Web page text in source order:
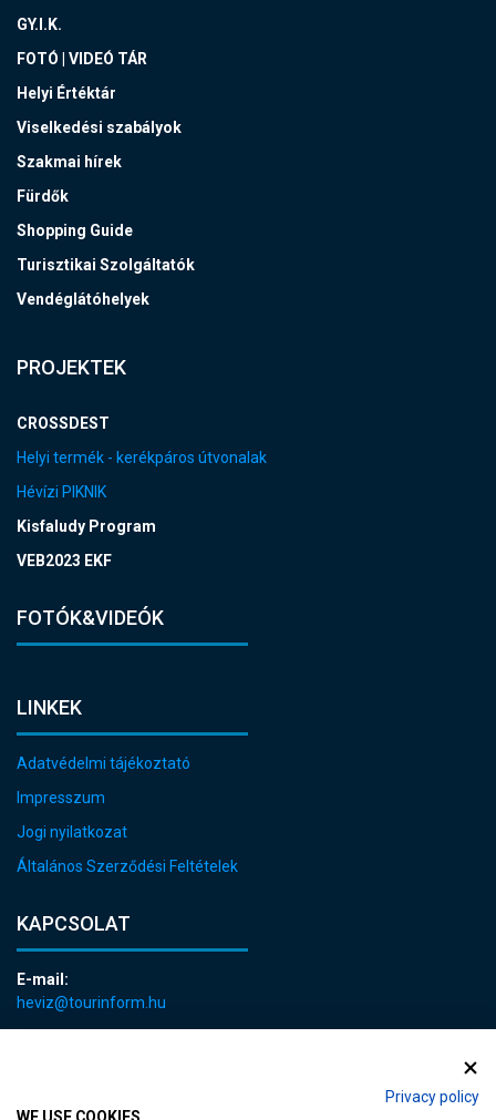
Privacy policy
GY.I.K.
FOTÓ | VIDEÓ TÁR
Helyi Értéktár
Viselkedési szabályok
Szakmai hírek
Fürdők
Shopping Guide
Turisztikai Szolgáltatók
Vendéglátóhelyek
PROJEKTEK
CROSSDEST
Helyi termék - kerékpáros útvonalak
Hévízi PIKNIK
Kisfaludy Program
VEB2023 EKF
FOTÓK&VIDEÓK
LINKEK
Adatvédelmi tájékoztató
Impresszum
Jogi nyilatkozat
Általános Szerződési Feltételek
KAPCSOLAT
E-mail:
heviz@tourinform.hu